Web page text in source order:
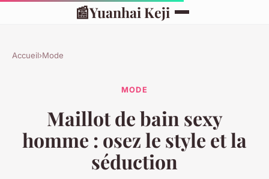
📰Yuanhai Keji
Accueil›Mode
MODE
Maillot de bain sexy
homme : osez le style et la
séduction